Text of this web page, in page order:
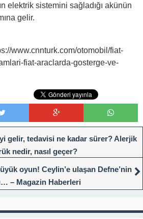
elektrik sistemini sağladığı akünün
gelir.
www.cnnturk.com/otomobil/fiat-
fiat-araclarda-gosterge-ve-
gelir, tedavisi ne kadar sürer? Alerjik
nedir, nasıl geçer?
oyun! Ceylin’e ulaşan Defne’nin
– Magazin Haberleri